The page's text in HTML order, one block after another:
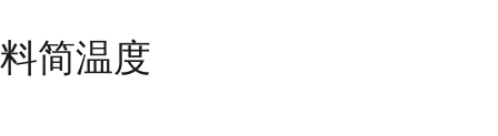
料简温度